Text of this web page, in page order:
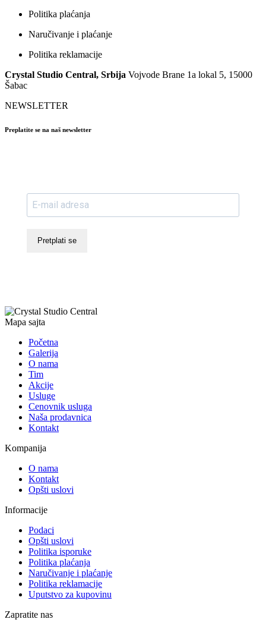
Politika plaćanja
Naručivanje i plaćanje
Politika reklamacije
Crystal Studio Central, Srbija Vojvode Brane 1a lokal 5, 15000
Šabac
NEWSLETTER
Preplatite se na naš newsletter
Pretplati se
Mapa sajta
Početna
Galerija
O nama
Tim
Akcije
Usluge
Cenovnik usluga
Naša prodavnica
Kontakt
Kompanija
O nama
Kontakt
Opšti uslovi
Informacije
Podaci
Opšti uslovi
Politika isporuke
Politika plaćanja
Naručivanje i plaćanje
Politika reklamacije
Uputstvo za kupovinu
Zapratite nas